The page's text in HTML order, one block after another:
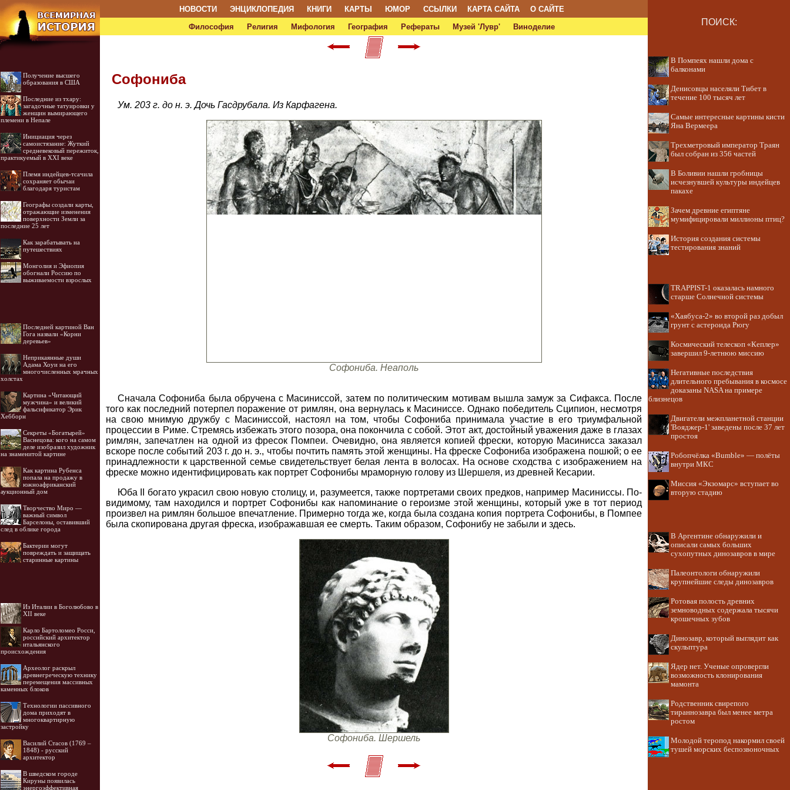
НОВОСТИ ЭНЦИКЛОПЕДИЯ КНИГИ КАРТЫ ЮМОР ССЫЛКИ КАРТА САЙТА
О САЙТЕ
Философия
Религия Мифология География Рефераты Музей 'Лувр' Виноделие ПОИСК:
Получение высшего
образования в США
Последние из тхару:
загадочные татуировки у
женщин вымирающего
племени в Непале
Инициация через
самоистязание: Жуткий
средневековый пережиток,
практикуемый в XXI веке
Племя индейцев-тсачила
сохраняет обычаи
благодаря туристам
Географы создали карты,
отражающие изменения
поверхности Земли за
последние 25 лет
Как зарабатывать на
путешествиях
Монголия и Эфиопия
обогнали Россию по
выживаемости взрослых
Последней картиной Ван
Гога назвали «Корни
деревьев»
Неприкаянные души
Адама Хоуи на его
многочисленных мрачных
холстах
Картина «Читающий
мужчина» и великий
фальсификатор Эрик
Хебборн
Секреты «Богатырей»
Васнецова: кого на самом
деле изобразил художник
на знаменитой картине
Как картина Рубенса
попала на продажу в
южноафриканский
аукционный дом
Творчество Миро —
важный символ
Барселоны, оставивший
след в облике города
Бактерии могут
повреждать и защищать
старинные картины
Из Италии в Боголюбово в
XII веке
Карло Бартоломео Росси,
российский архитектор
итальянского
происхождения
Археолог раскрыл
древнегреческую технику
перемещения массивных
каменных блоков
Технологии пассивного
дома приходят в
многоквартирную
застройку
Василий Стасов (1769 –
1848) - русский
архитектор
В шведском городе
Кируны появилась
энергоэффективная
Софониба
Ум. 203 г. до н. э. Дочь Гасдрубала. Из Карфагена.
Софониба. Неаполь
Сначала Софониба была обручена с Масиниссой, затем по политическим мотивам вышла замуж за Сифакса. После
того как последний потерпел поражение от римлян, она вернулась к Масиниссе. Однако победитель Сципион, несмотря
на свою мнимую дружбу с Масиниссой, настоял на том, чтобы Софониба принимала участие в его триумфальной
процессии в Риме. Стремясь избежать этого позора, она покончила с собой. Этот акт, достойный уважения даже в глазах
римлян, запечатлен на одной из фресок Помпеи. Очевидно, она является копией фрески, которую Масинисса заказал
вскоре после событий 203 г. до н. э., чтобы почтить память этой женщины. На фреске Софониба изображена пошюй; о ее
принадлежности к царственной семье свидетельствует белая лента в волосах. На основе сходства с изображением на
фреске можно идентифицировать как портрет Софонибы мраморную голову из Шершеля, из древней Кесарии.
Юба II богато украсил свою новую столицу, и, разумеется, также портретами своих предков, например Масиниссы. По-
видимому, там находился и портрет Софонибы как напоминание о героизме этой женщины, который уже в тот период
произвел на римлян большое впечатление. Примерно тогда же, когда была создана копия портрета Софонибы, в Помпее
была скопирована другая фреска, изображавшая ее смерть. Таким образом, Софонибу не забыли и здесь.
Софониба. Шершель
В Помпеях нашли дома с
балконами
Денисовцы населяли Тибет в
течение 100 тысяч лет
Самые интересные картины кисти
Яна Вермеера
Трехметровый император Траян
был собран из 356 частей
В Боливии нашли гробницы
исчезнувшей культуры индейцев
пакахе
Зачем древние египтяне
мумифицировали миллионы птиц?
История создания системы
тестирования знаний
TRAPPIST-1 оказалась намного
старше Солнечной системы
«Хаябуса-2» во второй раз добыл
грунт с астероида Рюгу
Космический телескоп «Кеплер»
завершил 9-летнюю миссию
Негативные последствия
длительного пребывания в космосе
доказаны NASA на примере
близнецов
Двигатели межпланетной станции
'Вояджер-1' заведены после 37 лет
простоя
Робопчёлка «Bumble» — полёты
внутри МКС
Миссия «Экзомарс» вступает во
вторую стадию
В Аргентине обнаружили и
описали самых больших
сухопутных динозавров в мире
Палеонтологи обнаружили
крупнейшие следы динозавров
Ротовая полость древних
земноводных содержала тысячи
крошечных зубов
Динозавр, который выглядит как
скульптура
Ядер нет. Ученые опровергли
возможность клонирования
мамонта
Родственник свирепого
тираннозавра был менее метра
ростом
Молодой теропод накормил своей
тушей морских беспозвоночных